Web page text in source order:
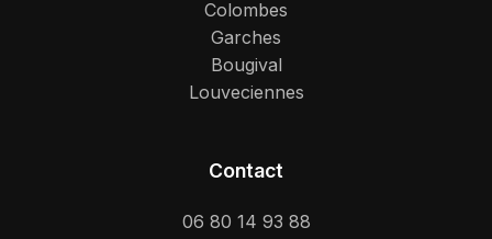
Colombes
Garches
Bougival
Louveciennes
Contact
06 80 14 93 88